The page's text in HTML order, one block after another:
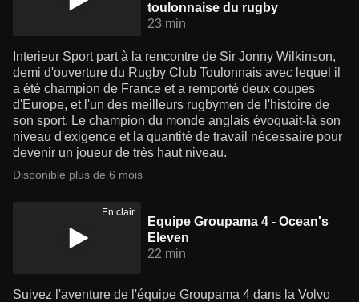
toulonnaise du rugby
23 min
Interieur Sport part à la rencontre de Sir Jonny Wilkinson,
demi d'ouverture du Rugby Club Toulonnais avec lequel il
a été champion de France et a remporté deux coupes
d'Europe, et l'un des meilleurs rugbymen de l'histoire de
son sport. Le champion du monde anglais évoquait-là son
niveau d'exigence et la quantité de travail nécessaire pour
devenir un joueur de très haut niveau.
Disponible plus de 6 mois
En clair
Equipe Groupama 4 - Ocean's
Eleven
22 min
Suivez l'aventure de l'équipe Groupama 4 dans la Volvo